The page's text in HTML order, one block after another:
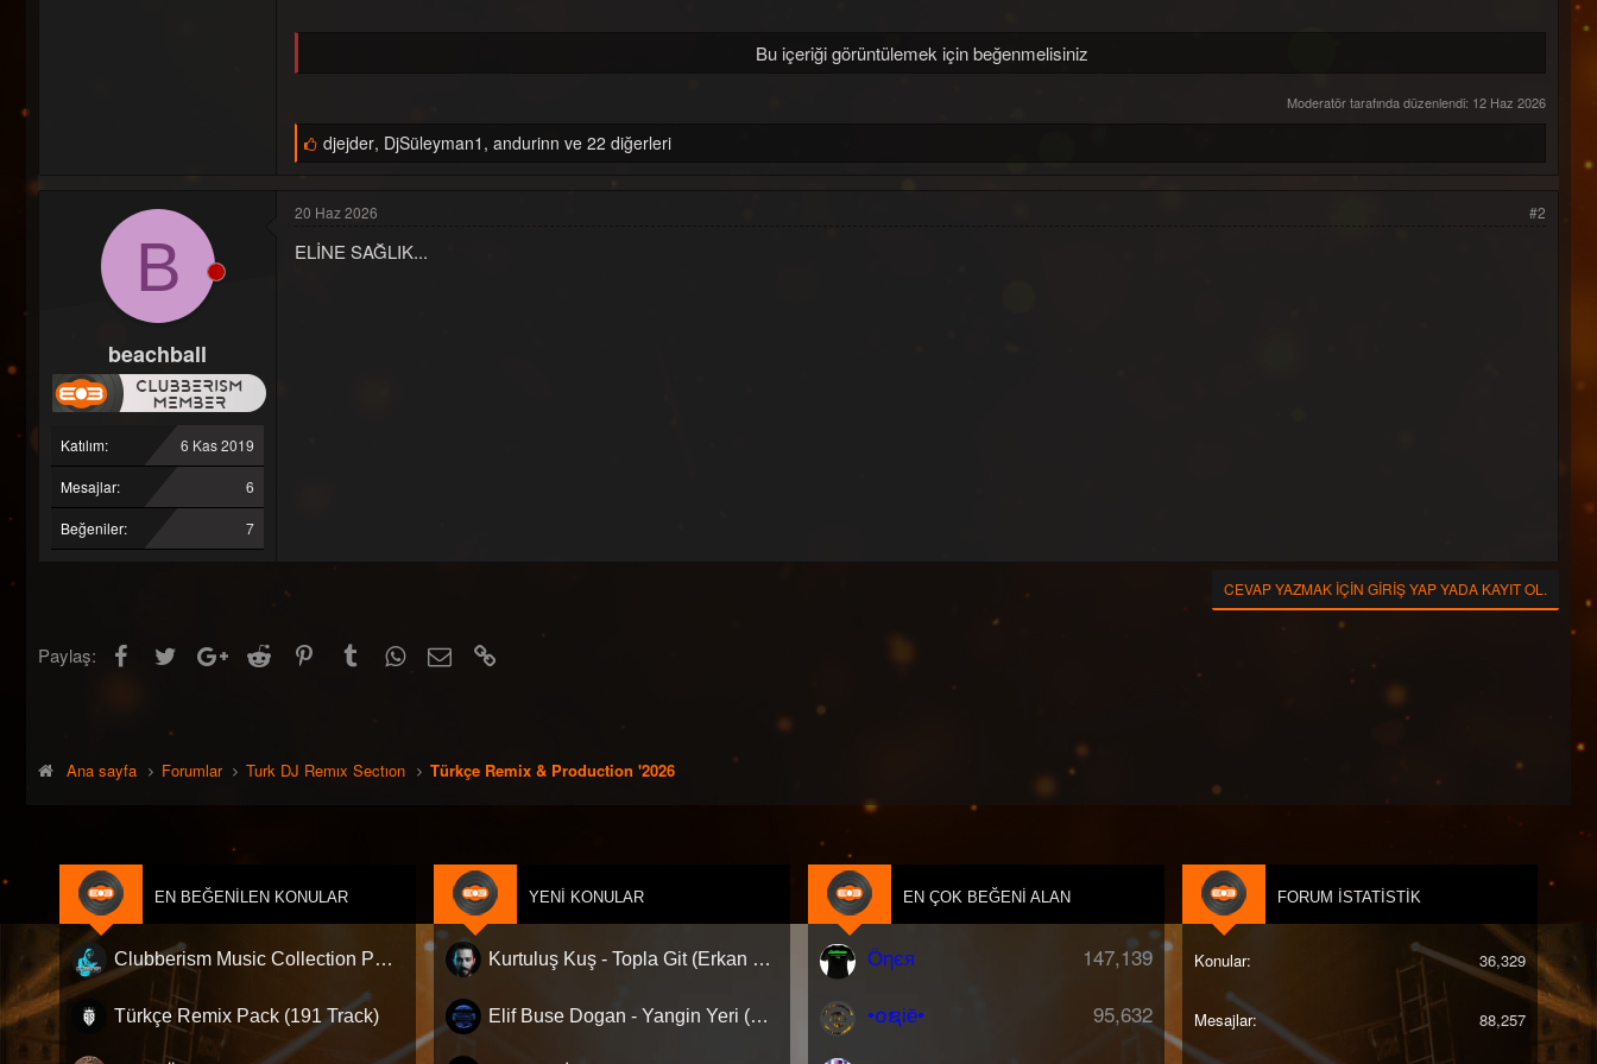
Bu içeriği görüntülemek için beğenmelisiniz
Moderatör tarafında düzenlendi: 12 Haz 2026
B
n
l
djejder, DjSüleyman1 , andurinn ve 22 diğerleri
B
beachball
Katılım 6 Kas 2019
Mesajlar 6
Beğeniler 7
20 Haz 2026 #2
ELİNE SAĞLIK...
CEVAP YAZMAK IÇIN GIRIŞ YAP YADA KAYIT OL.
Paylaş: FacebookTwitterGoogle+Reddit PinterestTumblrWhatsApp
E-posta
Ana sayfa Forumlar Turk DJ Remıx Sectıon Türkçe Remix & Production '2026
EN BEĞENILEN KONULAR
Clubberism Music Collection Pack Vol. 4 | by ʍ͝ʌʀco͜ ʌɴϯσɴio ҇
Türkçe Remix Pack (191 Track)
YENI KONULAR
Kurtuluş Kuş - Topla Git (Erkan KILIÇ Remix) [Extended]
Elif Buse Dogan - Yangin Yeri (Kivanc Onder Afro Dance Remix)
EN ÇOK BEĞENI ALAN
147,139
Öηєя
95,632
•໐ຊiē•
FORUM İSTATISTIK
Konular 36,329
Mesajlar 88,257